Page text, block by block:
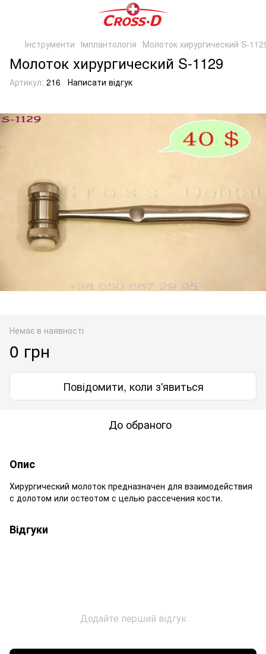
Інструменти Імплантологія Молоток хирургический S-
Молоток хирургический S-1129
Артикул: 216 Написати відгук
Немає в наявності
0 грн
Повідомити, коли з'явиться
До обраного
Опис
Хирургический молоток предназначен для взаимодействия
с долотом или остеотом с целью рассечения кости.
Відгуки
Додайте перший відгук